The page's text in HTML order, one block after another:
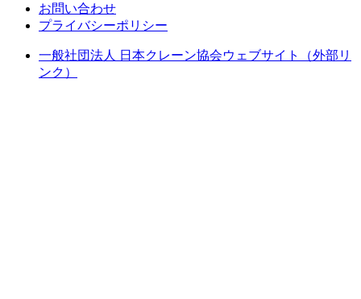
お問い合わせ
プライバシーポリシー
一般社団法人 日本クレーン協会ウェブサイト（外部リ
ンク）